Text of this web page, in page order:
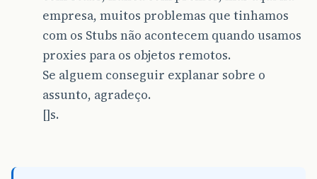
empresa, muitos problemas que tinhamos
com os Stubs não acontecem quando usamos
proxies para os objetos remotos.
Se alguem conseguir explanar sobre o
assunto, agradeço.
[]s.